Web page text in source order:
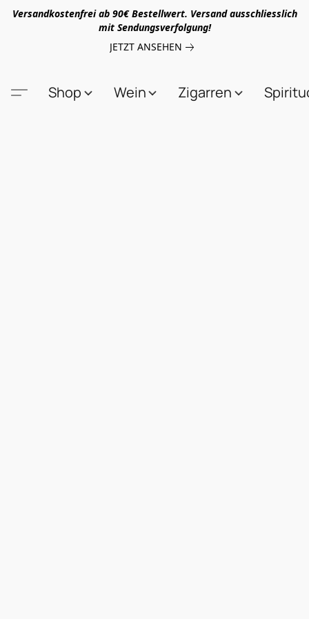
Versandkostenfrei ab 90€ Bestellwert. Versand ausschliesslich
mit Sendungsverfolgung!
JETZT ANSEHEN
Shop Wein Zigarren